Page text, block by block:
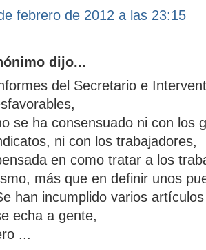
febrero de 2012 a las 23:15
dijo...
del Secretario e
se ha consensuado ni con los
ni con los trabajadores,
en como tratar a los
más que en definir unos
han incumplido varios
echa a gente,
...